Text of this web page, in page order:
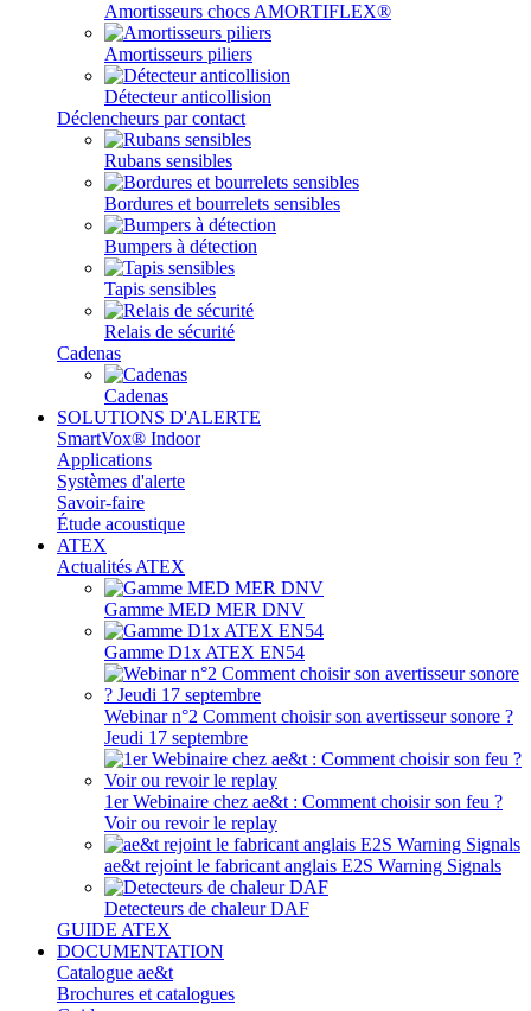
Amortisseurs chocs AMORTIFLEX®
Amortisseurs piliers
Détecteur anticollision
Déclencheurs par contact
Rubans sensibles
Bordures et bourrelets sensibles
Bumpers à détection
Tapis sensibles
Relais de sécurité
Cadenas
Cadenas
SOLUTIONS D'ALERTE
SmartVox® Indoor
Applications
Systèmes d'alerte
Savoir-faire
Étude acoustique
ATEX
Actualités ATEX
Gamme MED MER DNV
Gamme D1x ATEX EN54
Webinar n°2 Comment choisir son avertisseur sonore ?
Jeudi 17 septembre
1er Webinaire chez ae&t : Comment choisir son feu ?
Voir ou revoir le replay
ae&t rejoint le fabricant anglais E2S Warning Signals
Detecteurs de chaleur DAF
GUIDE ATEX
DOCUMENTATION
Catalogue ae&t
Brochures et catalogues